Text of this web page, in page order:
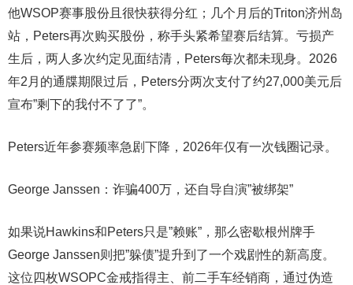
他WSOP赛事股份且很快获得分红；几个月后的Triton济州岛
站，Peters再次购买股份，称手头紧希望赛后结算。亏损产
生后，两人多次约定见面结清，Peters每次都未现身。2026
年2月的通牒期限过后，Peters分两次支付了约27,000美元后
宣布”剩下的我付不了了”。
Peters近年参赛频率急剧下降，2026年仅有一次钱圈记录。
George Janssen：诈骗400万，还自导自演”被绑架”
如果说Hawkins和Peters只是”赖账”，那么密歇根州牌手
George Janssen则把”躲债”提升到了一个戏剧性的新高度。
这位四枚WSOPC金戒指得主、前二手车经销商，通过伪造